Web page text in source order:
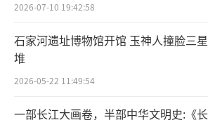
2026-07-10 19:42:58
石家河遗址博物馆开馆 玉神人撞脸三星
堆
2026-05-22 11:49:54
一部长江大画卷，半部中华文明史:《长